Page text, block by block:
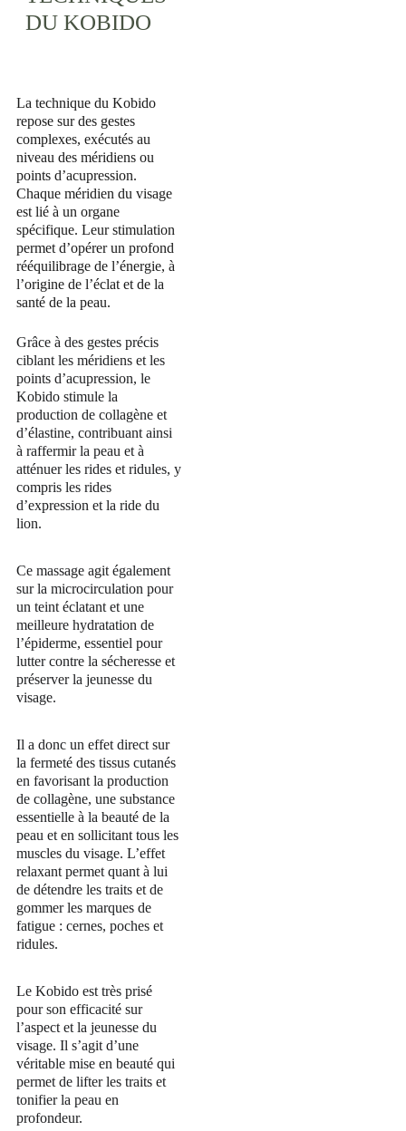
DU KOBIDO
La technique du Kobido
repose sur des gestes
complexes, exécutés au
niveau des méridiens ou
points d’acupression.
Chaque méridien du visage
est lié à un organe
spécifique. Leur stimulation
permet d’opérer un profond
rééquilibrage de l’énergie, à
l’origine de l’éclat et de la
santé de la peau.
Grâce à des gestes précis
ciblant les méridiens et les
points d’acupression, le
Kobido stimule la
production de collagène et
d’élastine, contribuant ainsi
à raffermir la peau et à
atténuer les rides et ridules, y
compris les rides
d’expression et la ride du
lion.
Ce massage agit également
sur la microcirculation pour
un teint éclatant et une
meilleure hydratation de
l’épiderme, essentiel pour
lutter contre la sécheresse et
préserver la jeunesse du
visage.
Il a donc un effet direct sur
la fermeté des tissus cutanés
en favorisant la production
de collagène, une substance
essentielle à la beauté de la
peau et en sollicitant tous les
muscles du visage. L’effet
relaxant permet quant à lui
de détendre les traits et de
gommer les marques de
fatigue : cernes, poches et
ridules.
Le Kobido est très prisé
pour son efficacité sur
l’aspect et la jeunesse du
visage. Il s’agit d’une
véritable mise en beauté qui
permet de lifter les traits et
tonifier la peau en
profondeur.